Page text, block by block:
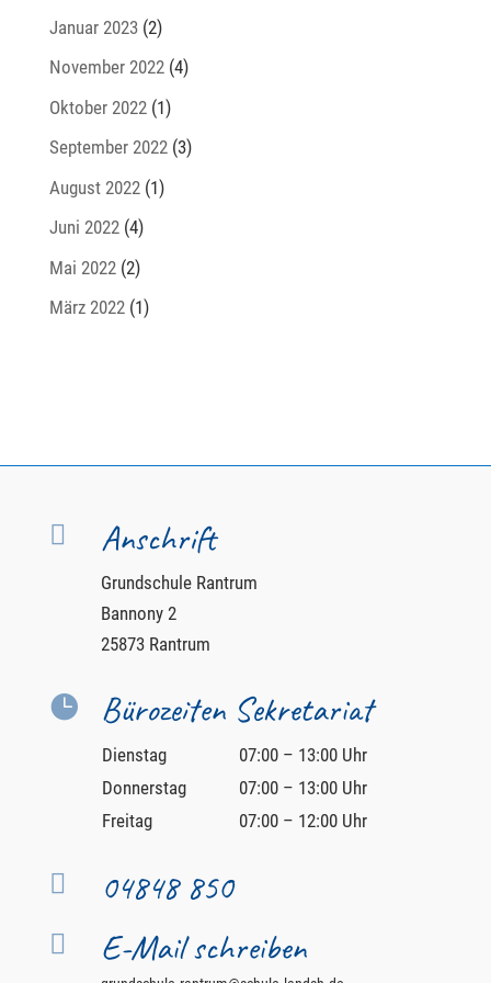
Januar 2023(2)
November 2022(4)
Oktober 2022(1)
September 2022(3)
August 2022(1)
Juni 2022(4)
Mai 2022(2)
März 2022(1)
 Anschrift
Grundschule Rantrum
Bannony 2
25873 Rantrum
 Bürozeiten Sekretariat
Dienstag
07:00 – 13:00 Uhr
Donnerstag
07:00 – 13:00 Uhr
Freitag
07:00 – 12:00 Uhr
 04848 850
 E-Mail schreiben